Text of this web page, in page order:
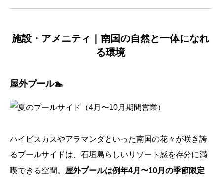
施設・アメニティ｜南国の自然と一体になれ
る環境
屋外プール🏊
ハイビスカスやアラマンダといった南国の花々が咲き誇
るプールサイドは、石垣島らしいリゾート感を存分に満
喫できる空間。 屋外プールは例年4月〜10月の季節限定